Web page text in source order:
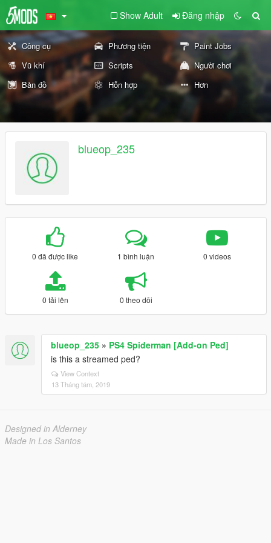
Show Adult Đăng nhập
Công cụ Phương tiện
Paint Jobs
Vũ khí
Scripts
Người chơi
Bản đồ
Hỗn hợp Hơn
blueop_235
0 đã được like 1 bình luận 0 videos
0 tải lên 0 theo dõi
blueop_235 » PS4 Spiderman [Add-on Ped]
is this a streamed ped?
View Context
13 Tháng tám, 2019
Designed in Alderney
Made in Los Santos